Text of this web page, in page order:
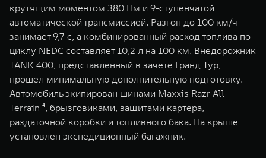
крутящим моментом 380 Нм и 9-ступенчатой
автоматической трансмиссией. Разгон до 100 км/ч
занимает 9,7 с, а комбинированный расход топлива по
циклу NEDC составляет 10,2 л на 100 км. Внедорожник
TANK 400, представленный в зачете Гранд Тур,
прошел минимальную дополнительную подготовку.
Автомобиль экипирован шинами Maxxis Razr All
Terrain ⁴, брызговиками, защитами картера,
раздаточной коробки и топливного бака. На крыше
установлен экспедиционный багажник.